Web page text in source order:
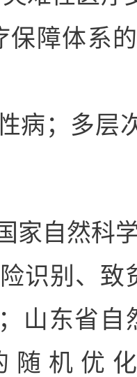
保障体系
病；多层
家自然科
识别、致
山东省
随机优